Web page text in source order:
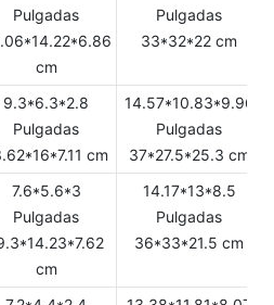
Pulgadas
cm
Pulgadas
33*32*22 cm
9.3*6.3*2.8
Pulgadas
cm
14.57*10.83*9.96
Pulgadas
37*27.5*25.3 cm
7.6*5.6*3
Pulgadas
cm
14.17*13*8.5
Pulgadas
36*33*21.5 cm